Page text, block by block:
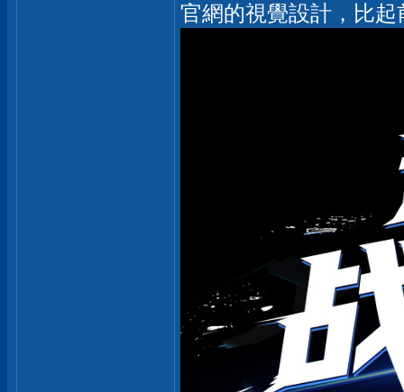
官網的視覺設計，比